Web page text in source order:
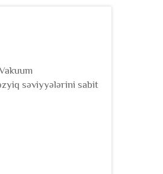
səviyyələrini sabit
vacibdir, həm